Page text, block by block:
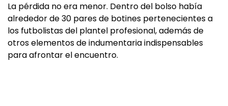
La pérdida no era menor. Dentro del bolso había
alrededor de 30 pares de botines pertenecientes a
los futbolistas del plantel profesional, además de
otros elementos de indumentaria indispensables
para afrontar el encuentro.